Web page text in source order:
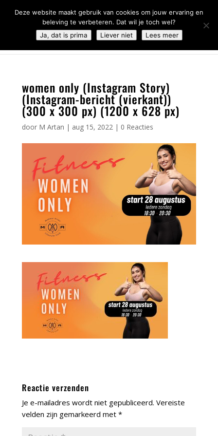
women only (Instagram Story)
(Instagram-bericht (vierkant))
(300 x 300 px) (1200 x 628 px)
door M Artan | aug 15, 2022| 0 Reacties
Reactie verzenden
Je e-mailadres wordt niet gepubliceerd. Vereiste
velden zijn gemarkeerd met *
Deze website maakt gebruik van cookies om jouw ervaring en
beleving te verbeteren. Dat wil je toch wel?
Ja, dat is prima
Liever niet Lees meer